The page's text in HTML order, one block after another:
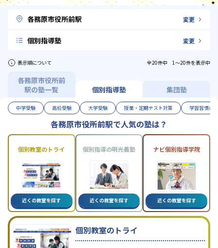
各務原市役所前駅 変更
個別指導塾 変更
表示順について 全20件中 1〜20件を表示中
各務原市役所前
駅の塾一覧
個別指導塾 集団塾
中学受験 高校受験 大学受験 授業・定期テスト対策 学習習慣の
各務原市役所前駅で人気の塾は？
個別教室のトライ
近くの教室を探す
個別指導の明光義塾
近くの教室を探す
ナビ個別指導学院
近くの教室を探す
個別教室のトライ